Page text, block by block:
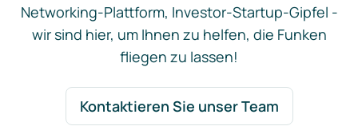
Networking-Plattform, Investor-Startup-Gipfel -
wir sind hier, um Ihnen zu helfen, die Funken
fliegen zu lassen!
Kontaktieren Sie unser Team